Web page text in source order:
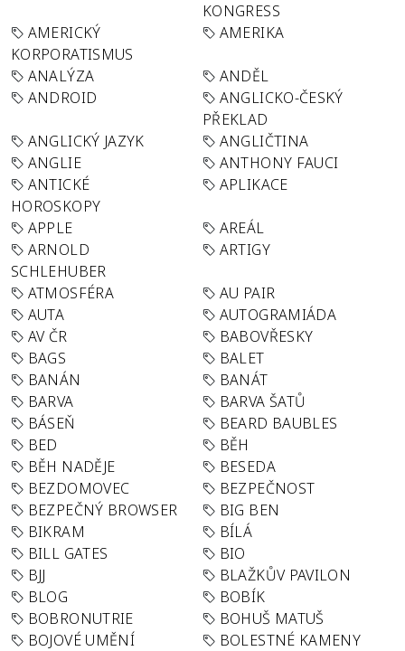
KONGRESS
AMERICKÝ
KORPORATISMUS
AMERIKA
ANALÝZA
ANDĚL
ANDROID
ANGLICKO-ČESKÝ
PŘEKLAD
ANGLICKÝ JAZYK
ANGLIČTINA
ANGLIE
ANTHONY FAUCI
ANTICKÉ
HOROSKOPY
APLIKACE
APPLE
AREÁL
ARNOLD
SCHLEHUBER
ARTIGY
ATMOSFÉRA
AU PAIR
AUTA
AUTOGRAMIÁDA
AV ČR
BABOVŘESKY
BAGS
BALET
BANÁN
BANÁT
BARVA
BARVA ŠATŮ
BÁSEŇ
BEARD BAUBLES
BED
BĚH
BĚH NADĚJE
BESEDA
BEZDOMOVEC
BEZPEČNOST
BEZPEČNÝ BROWSER
BIG BEN
BIKRAM
BÍLÁ
BILL GATES
BIO
BJJ
BLAŽKŮV PAVILON
BLOG
BOBÍK
BOBRONUTRIE
BOHUŠ MATUŠ
BOJOVÉ UMĚNÍ
BOLESTNÉ KAMENY